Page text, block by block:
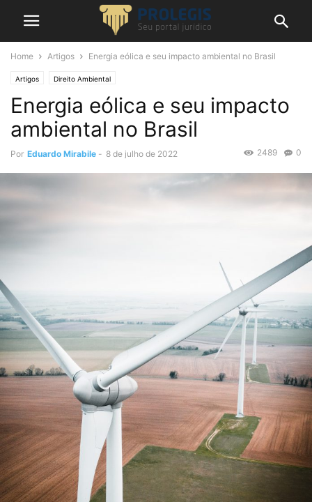
Home Artigos Energia eólica e seu impacto ambiental no Brasil
Artigos Direito Ambiental
Energia eólica e seu impacto
ambiental no Brasil
Por Eduardo Mirabile - 8 de julho de 2022 0
2489